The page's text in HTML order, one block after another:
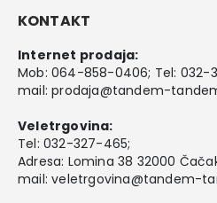
KONTAKT
Internet prodaja:
Mob: 064-858-0406; Tel: 032-
mail:prodaja@tandem-
Veletrgovina:
Tel: 032-327-465;
Adresa: Lomina 38 32000
mail:veletrgovina@tandem-